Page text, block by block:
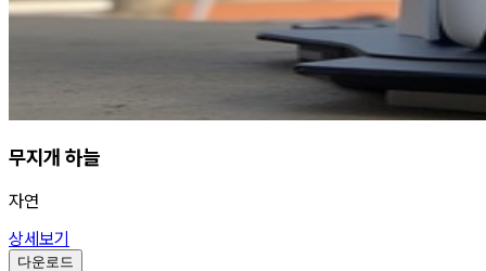
무지개 하늘
자연
상세보기
다운로드